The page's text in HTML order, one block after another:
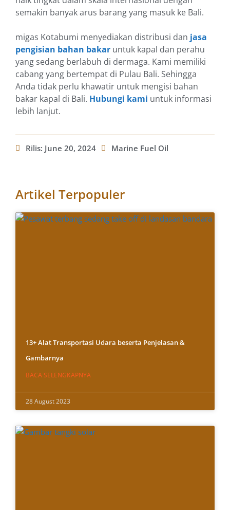
semakin banyak arus barang yang masuk ke Bali.
migas Kotabumi menyediakan distribusi dan jasa
pengisian bahan bakar untuk kapal dan perahu
yang sedang berlabuh di dermaga. Kami memiliki
cabang yang bertempat di Pulau Bali. Sehingga
Anda tidak perlu khawatir untuk mengisi bahan
bakar kapal di Bali. Hubungi kami untuk informasi
lebih lanjut.
Rilis: June 20, 2024 Marine Fuel Oil
Artikel Terpopuler
13+ Alat Transportasi Udara beserta Penjelasan &
Gambarnya
BACA SELENGKAPNYA
28 August 2023